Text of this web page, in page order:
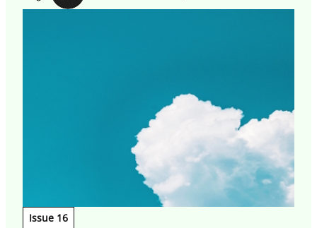
Issue 16